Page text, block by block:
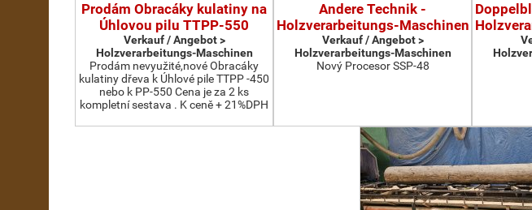
Prodám Obracáky kulatiny na
Úhlovou pilu TTPP-550
Verkauf / Angebot >
Holzverarbeitungs-Maschinen
Prodám nevyužité,nové Obracáky
kulatiny dřeva k Úhlové pile TTPP -450
nebo k PP-550 Cena je za 2 ks
kompletní sestava . K ceně + 21%DPH
Andere Technik -
Holzverarbeitungs-Maschinen
Verkauf / Angebot >
Holzverarbeitungs-Maschinen
Nový Procesor SSP-48